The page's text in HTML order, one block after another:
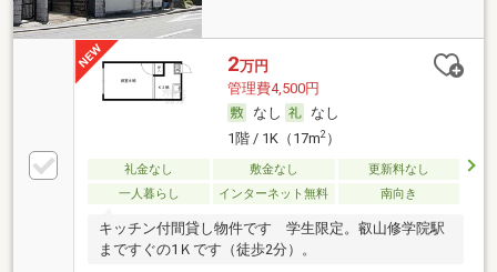
2万円
管理費4,500円
なし
なし
1階 / 1K（17m2）
礼金なし 敷金なし
更新料なし
一人暮らし
インターネット無料 南向き
キッチン付間貸し物件です 学生限定。叡山修学院駅
まですぐの1Ｋです（徒歩2分）。